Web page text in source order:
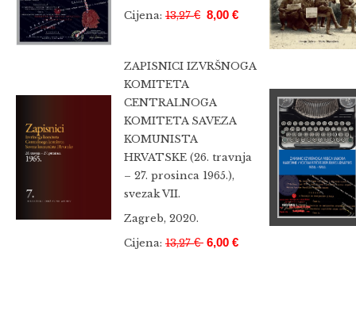
Cijena: 13,27€ 8,00 €
ZAPISNICI IZVRŠNOGA
KOMITETA
CENTRALNOGA
KOMITETA SAVEZA
KOMUNISTA
HRVATSKE (26. travnja
– 27. prosinca 1965.),
svezak VII.
Zagreb, 2020.
Cijena: 13,27€ 6,00 €